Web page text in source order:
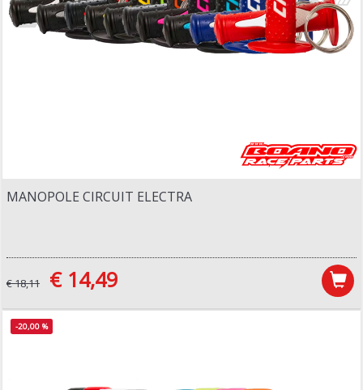
MANOPOLE CIRCUIT ELECTRA
€ 18,11 € 14,49
-20,00 %